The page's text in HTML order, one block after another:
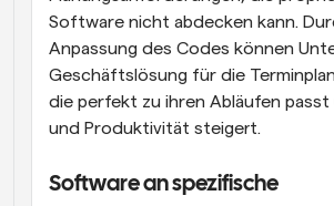
Software nicht abdecken kann.
Anpassung des Codes können
Geschäftslösung für die
die perfekt zu ihren Abläufen
und Produktivität steigert.
Software an spezifische